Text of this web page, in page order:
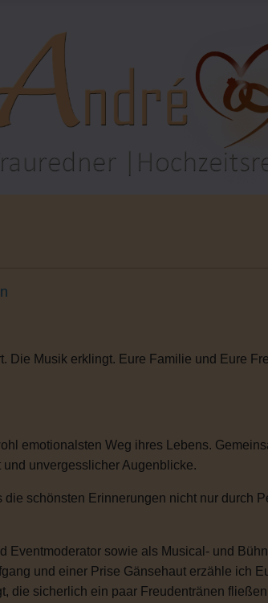
Die Musik erklingt. Eure Familie und Eure
emotionalsten Weg ihres Lebens.
und unvergesslicher Augenblicke.
schönsten Erinnerungen nicht nur durch
Eventmoderator sowie als Musical- und
und einer Prise Gänsehaut erzähle ich
die sicherlich ein paar Freudentränen